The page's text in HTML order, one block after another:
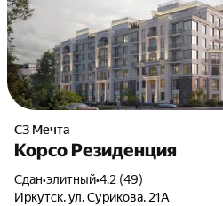
СЗ Мечта
Корсо Резиденция
Сдан•элитный•4.2 (49)
Иркутск, ул. Сурикова, 21А